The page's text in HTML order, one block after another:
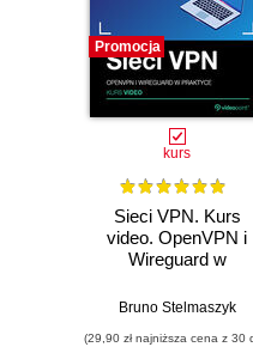
Promocja
kurs
Sieci VPN. Kurs
video. OpenVPN i
Wireguard w
Bruno Stelmaszyk
(29,90 zł najniższa cena z 30